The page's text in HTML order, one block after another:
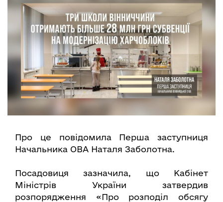
Про це повідомила Перша заступниця
Начальника ОВА Наталя Заболотна.
Посадовиця зазначила, що Кабінет
Міністрів України затвердив
розпорядження «Про розподіл обсягу